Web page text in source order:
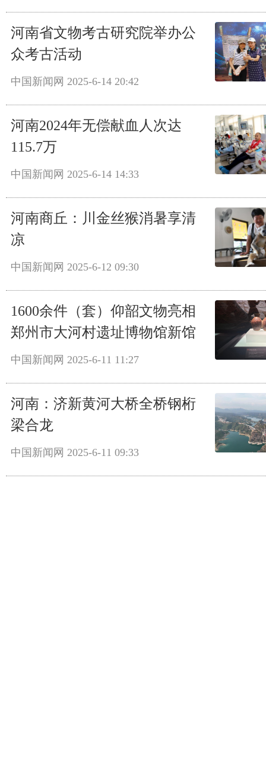
河南省文物考古研究院举办公
众考古活动
中国新闻网 2025-6-14 20:42
河南2024年无偿献血人次达
115.7万
中国新闻网 2025-6-14 14:33
河南商丘：川金丝猴消暑享清
凉
中国新闻网 2025-6-12 09:30
1600余件（套）仰韶文物亮相
郑州市大河村遗址博物馆新馆
中国新闻网 2025-6-11 11:27
河南：济新黄河大桥全桥钢桁
梁合龙
中国新闻网 2025-6-11 09:33